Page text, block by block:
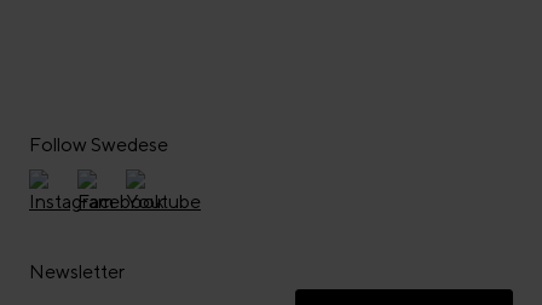
Follow Swedese
Newsletter